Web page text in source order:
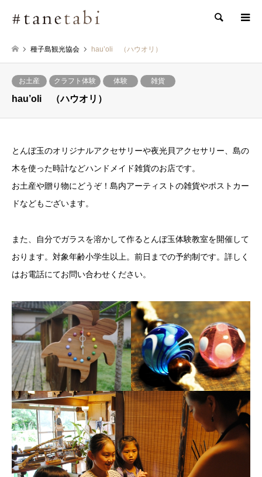
検索
種子島観光協会 hau’oli （ハウオリ）
お土産 クラフト体験 体験 雑貨
hau’oli （ハウオリ）
とんぼ玉のオリジナルアクセサリーや夜光貝アクセサリー、島の
木を使った時計などハンドメイド雑貨のお店です。
お土産や贈り物にどうぞ！島内アーティストの雑貨やポストカー
ドなどもございます。
また、自分でガラスを溶かして作るとんぼ玉体験教室を開催して
おります。対象年齢小学生以上。前日までの予約制です。詳しく
はお電話にてお問い合わせください。